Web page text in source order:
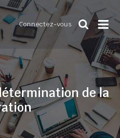
Connectez-vous
de la